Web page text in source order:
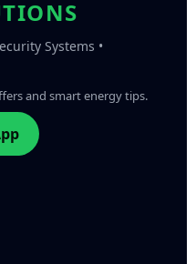
Systems •
and smart energy tips.